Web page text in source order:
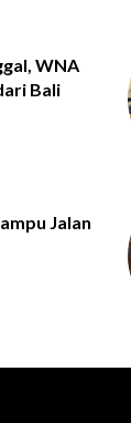
WNA
Bali
Jalan